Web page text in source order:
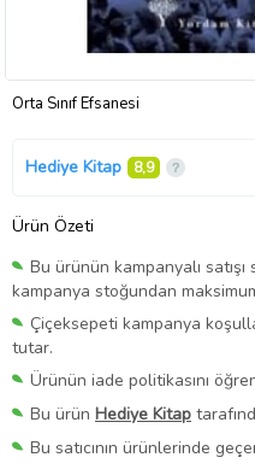
Orta Sınıf Efsanesi
Hediye Kitap 8,9
Ürün Özeti
Bu ürünün kampanyalı satışı
kampanya stoğundan
Çiçeksepeti kampanya
tutar.
Ürünün iade politikasını
Bu ürün Hediye Kitap
Bu satıcının ürünlerinde